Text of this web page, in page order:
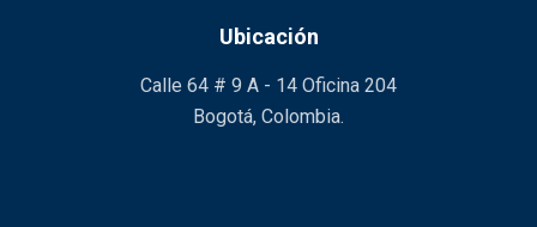
Ubicación
Calle 64 # 9 A - 14 Oficina 204
Bogotá, Colombia.